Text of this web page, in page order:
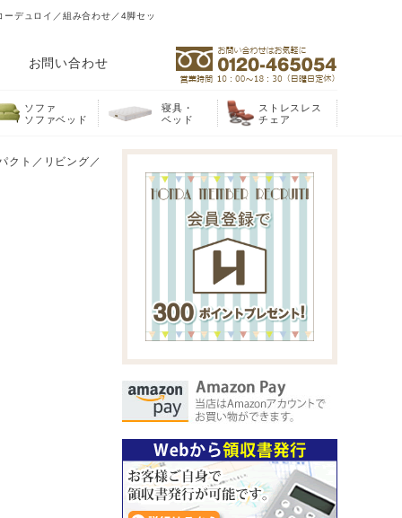
デュロイ／組み合わせ／4脚セッ
お問い合わせ
ソファ
ソファベッド
寝具・
ベッド
ストレスレス
チェア
クト／リビング／